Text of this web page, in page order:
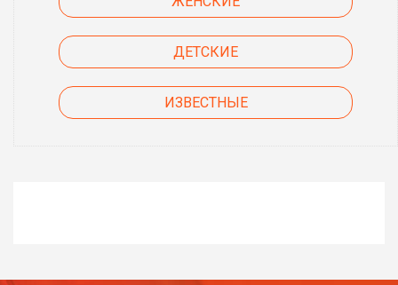
ДЕТСКИЕ
ИЗВЕСТНЫЕ